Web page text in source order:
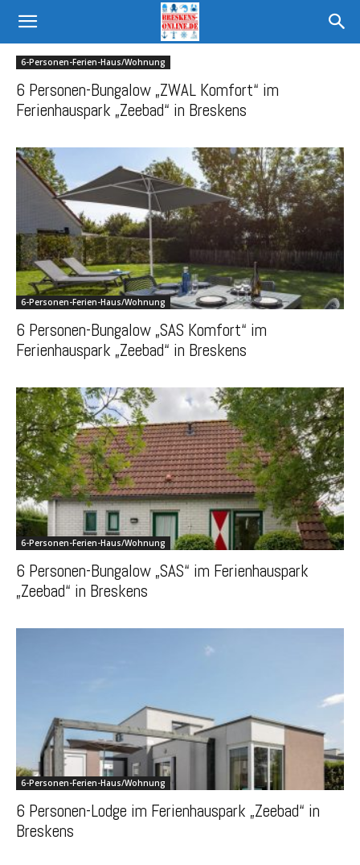
6-Personen-Ferien-Haus/Wohnung
6 Personen-Bungalow „ZWAL Komfort“ im
Ferienhauspark „Zeebad“ in Breskens
6-Personen-Ferien-Haus/Wohnung
6 Personen-Bungalow „SAS Komfort“ im
Ferienhauspark „Zeebad“ in Breskens
6-Personen-Ferien-Haus/Wohnung
6 Personen-Bungalow „SAS“ im Ferienhauspark
„Zeebad“ in Breskens
6-Personen-Ferien-Haus/Wohnung
6 Personen-Lodge im Ferienhauspark „Zeebad“ in
Breskens